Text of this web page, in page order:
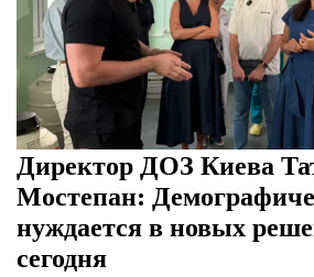
Директор ДОЗ Киева
Мостепан:
нуждается в новых
сегодня